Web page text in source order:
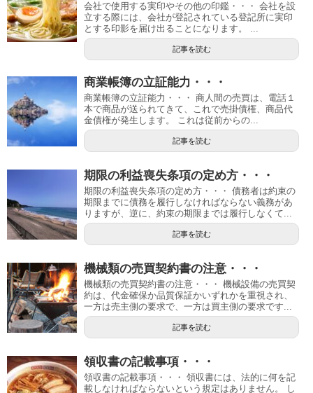
会社で使用する実印やその他の印鑑・・・ 会社を設
立する際には、会社が登記されている登記所に実印
とする印影を届け出ることになります。 ...
記事を読む
商業帳簿の立証能力・・・
商業帳簿の立証能力・・・ 商人間の売買は、電話１
本で商品が送られてきて、これで売掛債権、商品代
金債権が発生します。 これは従前からの...
記事を読む
期限の利益喪失条項の定め方・・・
期限の利益喪失条項の定め方・・・ 債務者は約束の
期限までに債務を履行しなければならない義務があ
りますが、逆に、約束の期限までは履行しなくて...
記事を読む
機械類の売買契約書の注意・・・
機械類の売買契約書の注意・・・ 機械設備の売買契
約は、代金確保か品質保証かいずれかを重視され、
一方は売主側の要求で、一方は買主側の要求です...
記事を読む
領収書の記載事項・・・
領収書の記載事項・・・ 領収書には、法的に何を記
載しなければならないという規定はありません。 し